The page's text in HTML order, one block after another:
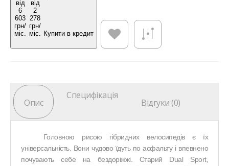
Купити в кредит
Опис
Специфікація
Відгуки (0)
Головною рисою гібридних велосипедів є їх
універсальність. Вони чудово їдуть по асфальту і впевнено
почувають себе на бездоріжжі. Старий Dual Sport,